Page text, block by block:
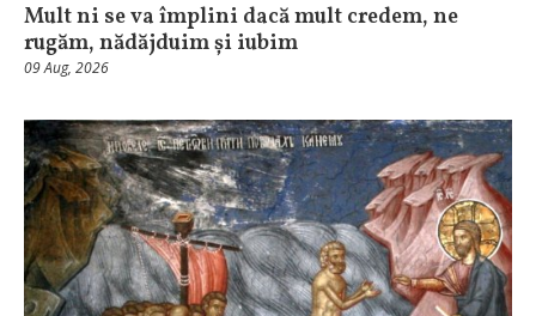
Mult ni se va împlini dacă mult credem, ne
rugăm, nădăjduim și iubim
09 Aug, 2026